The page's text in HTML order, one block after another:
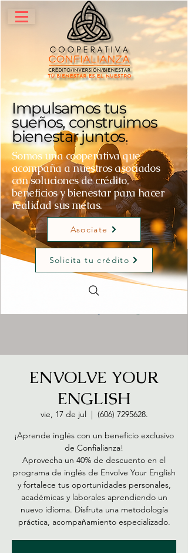
Impulsamos tus
sueños, construimos
bienestar juntos.
Somos una cooperativa que
acompaña a nuestros asociados
con soluciones de crédito,
beneficios y bienestar para hacer
realidad sus metas.
Asociate
Solicita tu crédito
ENVOLVE YOUR
ENGLISH
vie, 17 de jul
  |
(606) 7295628.
¡Aprende inglés con un beneficio exclusivo
de Confialianza!
Aprovecha un 40% de descuento en el
programa de inglés de Envolve Your English
y fortalece tus oportunidades personales,
académicas y laborales aprendiendo un
nuevo idioma. Disfruta una metodología
práctica, acompañamiento especializado.